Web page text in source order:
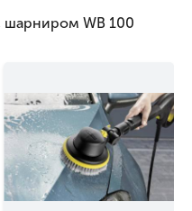
WB 100